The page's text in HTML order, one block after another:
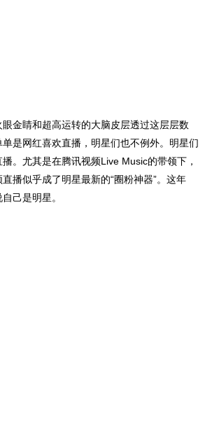
睛和超高运转的大脑皮层透过这层层数
是网红喜欢直播，明星们也不例外。明星们
。尤其是在腾讯视频Live Music的带领下，
播似乎成了明星最新的“圈粉神器”。这年
己是明星。